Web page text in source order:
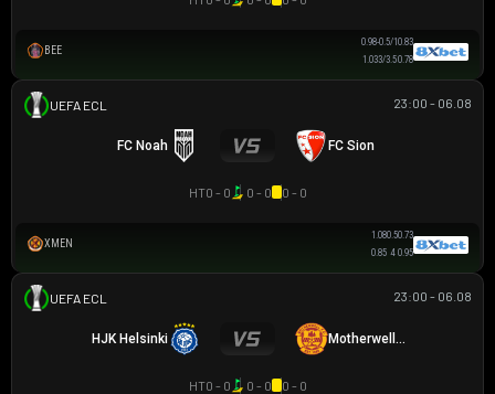
BEE
0.98-0.5/1 0.83
1.033/3.50.78
23:00 - 06.08
FC Noah FC Sion
HT0 - 0 0 - 0 0 - 0
XMEN
0.730/0.51.08
0.85 4 0.95
23:00 - 06.08
HJK Helsinki Motherwell F.C.
HT0 - 0 0 - 0 0 - 0